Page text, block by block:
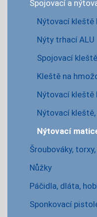
Spojovací a
Nýtovací kleště
Nýty trhací ALU
Spojovací kleště
Kleště na
Nýtovací kleště
Nýtovací
Nýtovací
Šroubováky,
Nůžky
Páčidla, dláta,
Sponkovací